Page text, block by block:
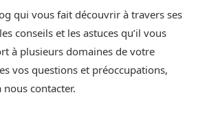
qui vous fait découvrir à travers ses
conseils et les astuces qu’il vous
à plusieurs domaines de votre
vos questions et préoccupations,
contacter.